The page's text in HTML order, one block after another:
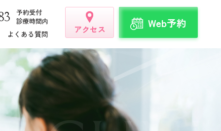
予約受付
診療時間内
うつ病
ADHD
よくある質問 アクセス Web予約